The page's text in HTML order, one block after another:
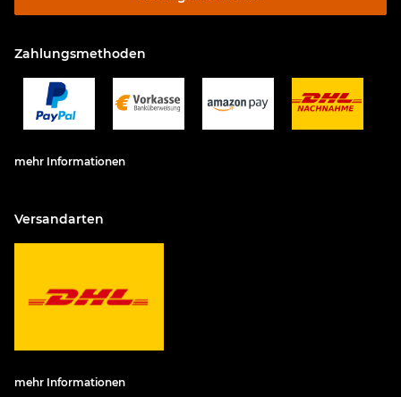
Zahlungsmethoden
mehr Informationen
Versandarten
mehr Informationen